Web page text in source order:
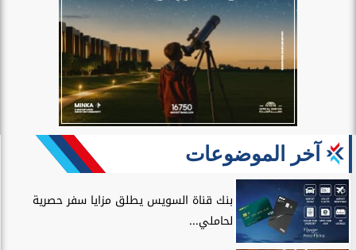
آخر الموضوعات
بنك قناة السويس يطلق مزايا سفر حصرية
لحاملي...